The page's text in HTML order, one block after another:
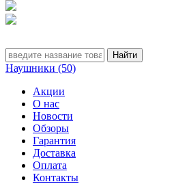
Наушники (50)
Акции
О нас
Новости
Обзоры
Гарантия
Доставка
Оплата
Контакты